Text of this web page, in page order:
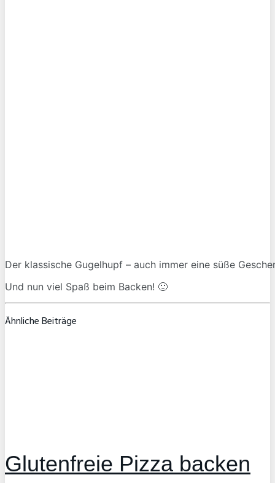
Der klassische Gugelhupf – auch immer eine süße
Und nun viel Spaß beim Backen! 🙂
Ähnliche Beiträge
Glutenfreie Pizza backen